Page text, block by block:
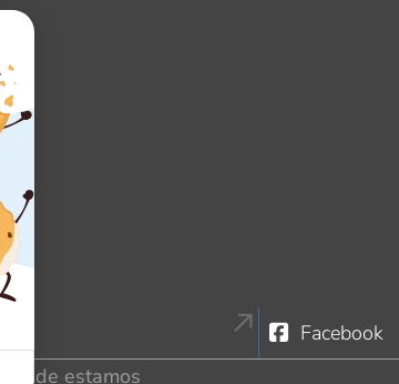
Facebook
Onde estamos